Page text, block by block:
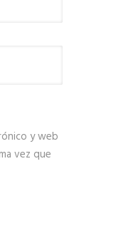
y web
vez que